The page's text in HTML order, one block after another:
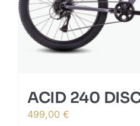
ACID 240
499,00 €